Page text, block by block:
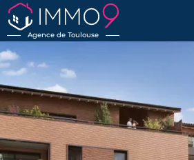
Agence de Toulouse